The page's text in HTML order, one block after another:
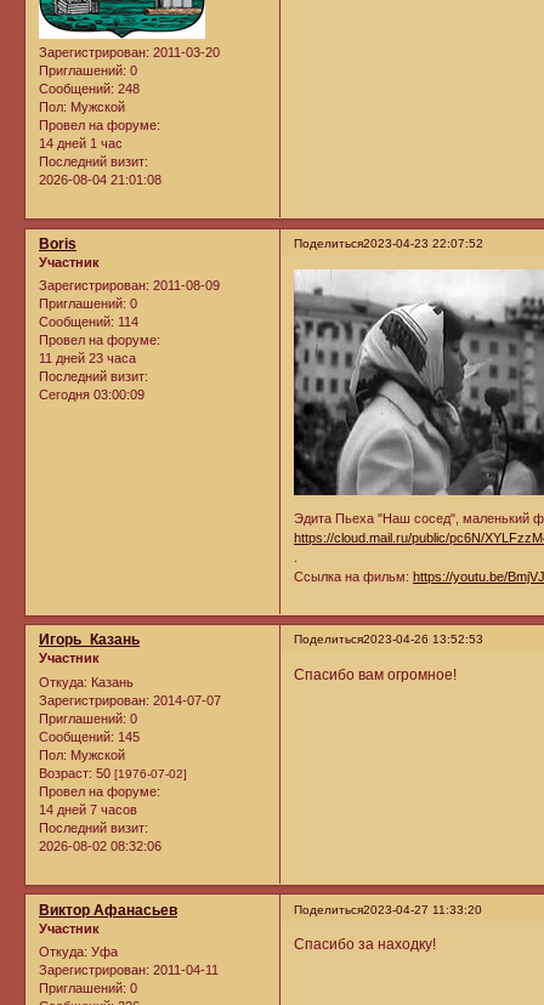
Зарегистрирован: 2011-03-20
Приглашений: 0
Сообщений: 248
Пол: Мужской
Провел на форуме:
14 дней 1 час
Последний визит:
2026-08-04 21:01:08
Поделиться2023-04-23 22:07:52
Boris
Участник
Зарегистрирован: 2011-08-09
Приглашений: 0
Сообщений: 114
Провел на форуме:
11 дней 23 часа
Последний визит:
Сегодня 03:00:09
Эдита Пьеха "Наш сосед", маленький
https://cloud.mail.ru/public/pc6N/
Ссылка на фильм:https://youtu.be/
Поделиться2023-04-26 13:52:53
Игорь_Казань
Участник
Откуда: Казань
Зарегистрирован: 2014-07-07
Приглашений: 0
Сообщений: 145
Пол: Мужской
Возраст: 50 [1976-07-02]
Провел на форуме:
14 дней 7 часов
Последний визит:
2026-08-02 08:32:06
Спасибо вам огромное!
Поделиться2023-04-27 11:33:20
Виктор Афанасьев
Участник
Откуда: Уфа
Зарегистрирован: 2011-04-11
Приглашений: 0
Спасибо за находку!